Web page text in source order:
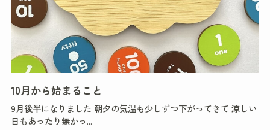
10月から始まること
9月後半になりました 朝夕の気温も少しずつ下がってきて 涼しい
日もあったり無かっ...